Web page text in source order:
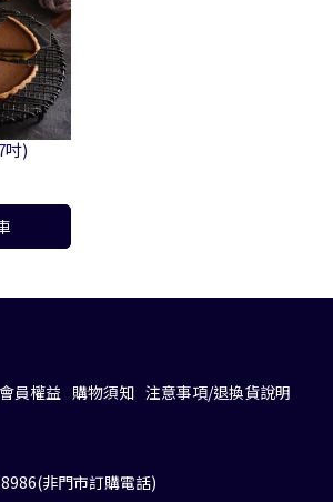
吋)
會員權益 購物須知 注意事項/退換貨說明
非門市訂購電話)